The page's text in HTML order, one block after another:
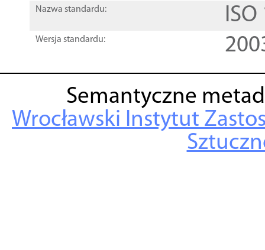
Nazwa standardu:
Wersja standardu:
Semantyczne
Wrocławski Instytut